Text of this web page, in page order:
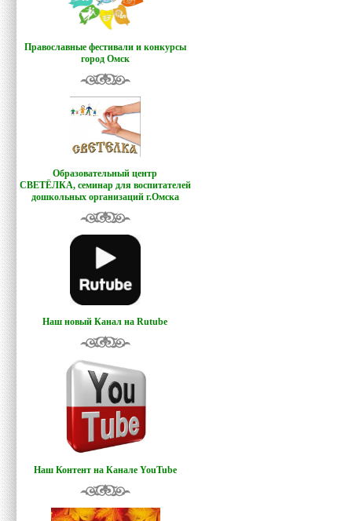
Православные фестивали и конкурсы
город Омск
Образовательный центр
СВЕТЁЛКА, семинар для воспитателей
дошкольных организаций г.Омска
Наш новый Канал на Rutube
Наш Контент на Канале YouTube